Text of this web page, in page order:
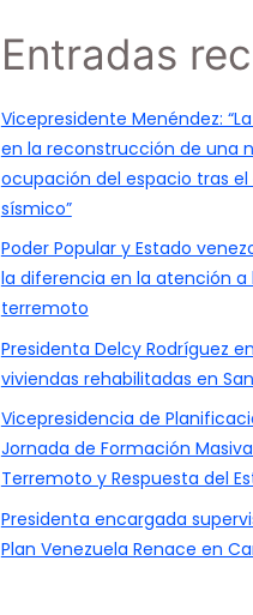
Entradas
Vicepresidente Menéndez:
en la reconstrucción de una
ocupación del espacio tras
sísmico”
Poder Popular y Estado
la diferencia en la atención a
terremoto
Presidenta Delcy Rodríguez
viviendas rehabilitadas en
Vicepresidencia de
Jornada de Formación
Terremoto y Respuesta del
Presidenta encargada
Plan Venezuela Renace en